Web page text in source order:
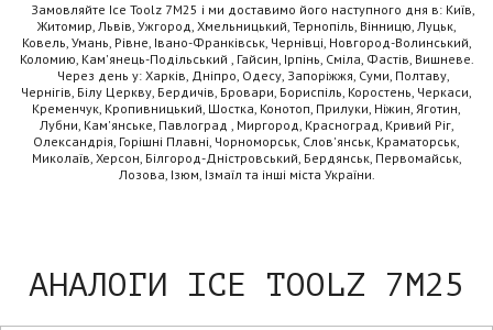
Замовляйте Ice Toolz 7M25 і ми доставимо його наступного дня в: Київ,
Житомир, Львів, Ужгород, Хмельницький, Тернопіль, Вінницю, Луцьк,
Ковель, Умань, Рівне, Івано-Франківськ, Чернівці, Новгород-Волинський,
Коломию, Кам'янець-Подільський , Гайсин, Ірпінь, Сміла, Фастів, Вишневе.
Через день у: Харків, Дніпро, Одесу, Запоріжжя, Суми, Полтаву,
Чернігів, Білу Церкву, Бердичів, Бровари, Бориспіль, Коростень, Черкаси,
Кременчук, Кропивницький, Шостка, Конотоп, Прилуки, Ніжин, Яготин,
Лубни, Кам'янське, Павлоград , Миргород, Красноград, Кривий Ріг,
Олександрія, Горішні Плавні, Чорноморськ, Слов'янськ, Краматорськ,
Миколаїв, Херсон, Білгород-Дністровський, Бердянськ, Первомайськ,
Лозова, Ізюм, Ізмаїл та інші міста України.
АНАЛОГИ ICE TOOLZ 7M25